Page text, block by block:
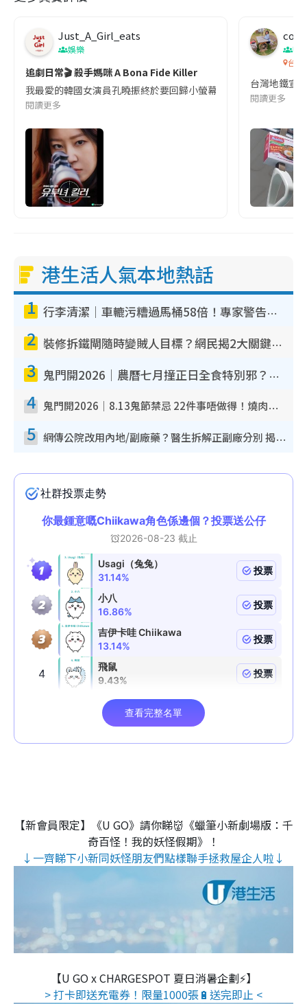
Just_A_Girl_eats
娛樂
追劇日常🎬 殺手媽咪 A Bona Fide Killer
我最愛的韓國女演員孔曉振終於要回歸小螢幕啦!這次的劇本改編
閱讀更多
co
吹
台灣
台灣地鐵宣
閱讀更多
港生活人氣本地熱話
1 行李清潔｜車轆污糟過馬桶58倍！專家警告忌用酒精抹 教1招免污手除菌
2 裝修拆鐵閘隨時變賊人目標？網民揭2大關鍵用途：裝新式等於白裝？附新舊鐵閘分別
3 鬼門開2026｜農曆七月撞正日全食特別邪？專家警告切忌做一事！揭4大禁忌+2招保平安
4 鬼門開2026｜8.13鬼節禁忌 22件事唔做得！燒肉、刺身要少食？半夜勿吹口哨/打呢個電話
5 網傳公院改用內地/副廠藥？醫生拆解正副廠分別 揭4類人換藥隨時出事
【新會員限定】《U GO》請你睇👹《蠟筆小新劇場版：千
奇百怪！我的妖怪假期》！
↓一齊睇下小新同妖怪朋友們點樣聯手拯救屋企人啦↓
【U GO x CHARGESPOT 夏日消暑企劃⚡】
> 打卡即送充電券！限量1000張🔋送完即止 <